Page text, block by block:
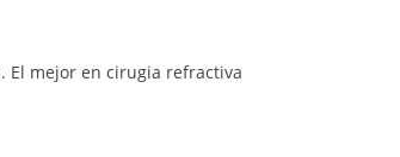
El mejor en cirugia refractiva